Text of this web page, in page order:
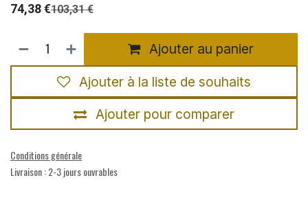
74,38€103,31€
Ajouter au panier
Ajouter pour comparer
Ajouter à la liste de souhaits
Conditions générale
Livraison : 2-3 jours ouvrables